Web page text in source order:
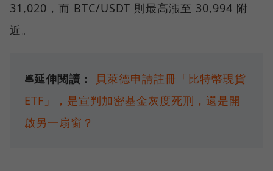
31,020，而 BTC/USDT 則最高漲至 30,994 附
近。
🛎️延伸閱讀：
貝萊德申請註冊「比特幣現貨
ETF」，是宣判加密基金灰度死刑，還是開
啟另一扇窗？